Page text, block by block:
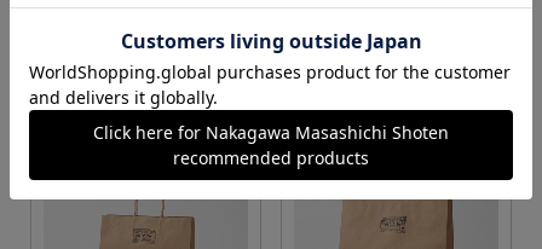
カートに入れる カートに入れる